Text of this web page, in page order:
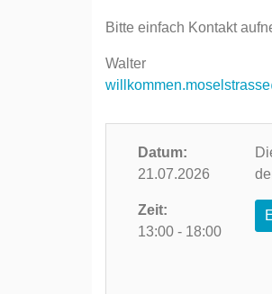
Bitte einfach Kontakt
Walter
Datum:
21.07.2026
Zeit:
13:00 - 18:00